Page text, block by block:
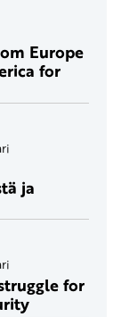
Europe
for
ja
for